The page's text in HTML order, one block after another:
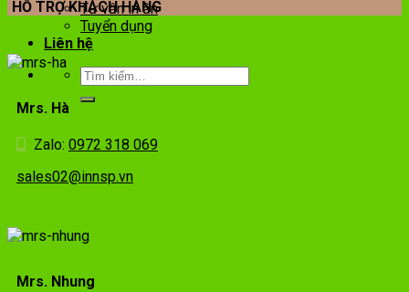
Tư vấn in ấn
Tuyển dụng
Liên hệ
HỖ TRỢ KHÁCH HÀNG
Mrs. Hà
Zalo: 0972 318 069
sales02@innsp.vn
Mrs. Nhung